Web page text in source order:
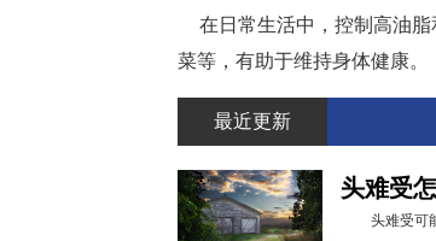
在日常生活中，控制高油
菜等，有助于维持身体健康。
最近更新
头难受
头难受可